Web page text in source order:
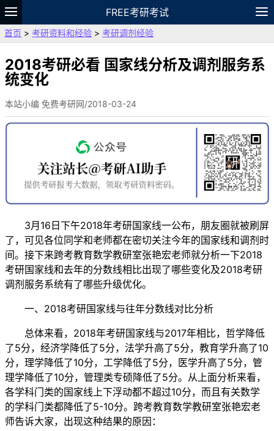
FREE考研考试
题库
故事 专题 APP
VIP
资料
首页 > 考研资料和经验 > 考研调剂经验
2018考研必看 国家线分析及调剂服务系
统变化
本站小编 免费考研网/2018-03-24
3月16日下午2018年考研国家线一公布，朋友圈就被刷屏
了，可见各位同学和老师都在密切关注今年的国家线和调剂时
间。接下来跨考教育数学教研室张艳宏老师就分析一下2018
考研国家线和去年的分数线相比出现了哪些变化及2018考研
调剂服务系统有了哪些升级优化。
一、2018考研国家线与往年分数线对比分析
总体来看，2018年考研国家线与2017年相比，哲学降低
了5分，经济学降低了5分，法学升高了5分，教育学升高了10
分，理学降低了10分，工学降低了5分，医学升高了5分，管
理学降低了10分，管理类专硕降低了5分。从上面分析来看，
各学科门类的国家线上下浮动都不超过10分，而且有关数学
的学科门类都降低了5-10分。跨考教育数学教研室张艳宏老
师告诉大家，出现这种结果的原因：